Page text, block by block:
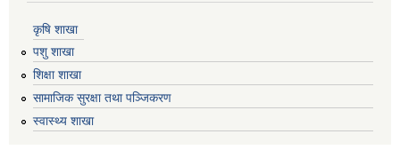
कृषि शाखा
पशु शाखा
शिक्षा शाखा
सामाजिक सुरक्षा तथा पञ्जिकरण
स्वास्थ्य शाखा